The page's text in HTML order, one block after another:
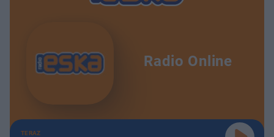
Radio Online
TERAZ